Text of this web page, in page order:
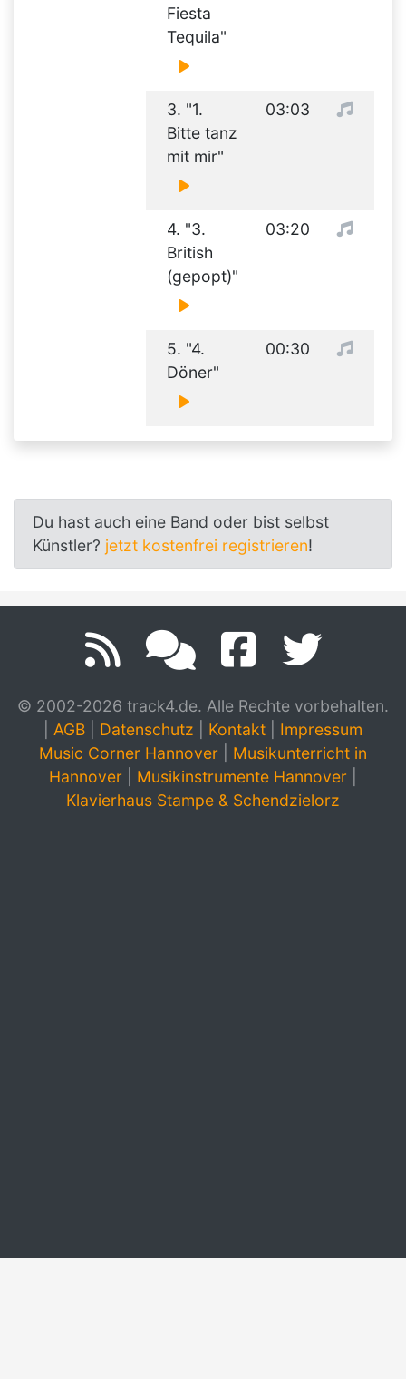
Fiesta
Tequila"
3. "1.
Bitte tanz
mit mir"
03:03
4. "3.
British
(gepopt)"
03:20
5. "4.
Döner"
00:30
Du hast auch eine Band oder bist selbst
Künstler? jetzt kostenfrei registrieren!
© 2002-2026 track4.de. Alle Rechte vorbehalten.
AGB Datenschutz Kontakt
Impressum
Music Corner Hannover
Musikunterricht in
Hannover
Musikinstrumente Hannover
Klavierhaus Stampe & Schendzielorz